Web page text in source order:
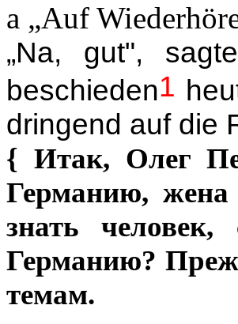
a „Auf
„Na, gut",
beschieden1
dringend auf die
{ Итак, Олег
Германию,
знать
Германию?
темам.